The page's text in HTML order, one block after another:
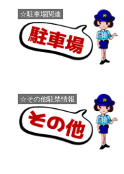
☆駐車場関連
☆その他駐禁情報